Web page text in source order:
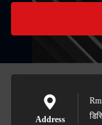
Address